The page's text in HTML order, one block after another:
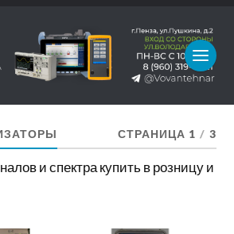
СТРАНИЦА 1 / 3
и спектра купить в розницу и